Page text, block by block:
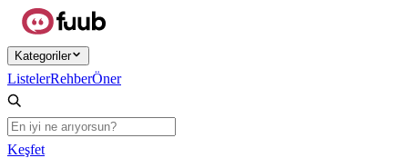
Ana içeriğe atla
Kategoriler
ListelerRehberÖner
Keşfet